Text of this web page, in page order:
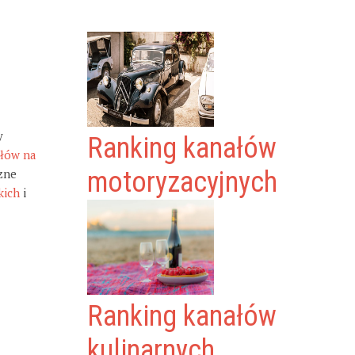
na
i
Ranking kanałów
motoryzacyjnych
Ranking kanałów